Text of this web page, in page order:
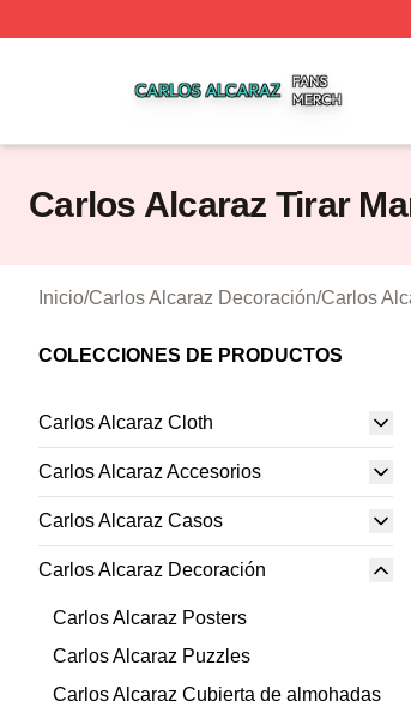
Carlos Alcaraz Tirar
Inicio/Carlos Alcaraz Decoración/Carlos
COLECCIONES DE PRODUCTOS
Carlos Alcaraz Cloth
Carlos Alcaraz Accesorios
Carlos Alcaraz Casos
Carlos Alcaraz Decoración
Carlos Alcaraz Posters
Carlos Alcaraz Puzzles
Carlos Alcaraz Cubierta de almohadas